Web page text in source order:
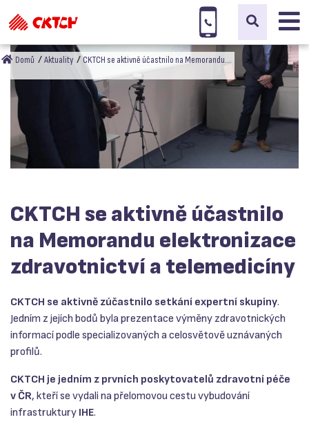
Domů Aktuality CKTCH se aktivně účastnilo na Memorandu…
CKTCH se aktivně účastnilo
na Memorandu elektronizace
zdravotnictví a telemedicíny
CKTCH se aktivně zúčastnilo setkání expertní skupiny.
Jedním z jejích bodů byla prezentace výměny zdravotnických
informací podle specializovaných a celosvětově uznávaných
profilů.
CKTCH je jedním z prvních poskytovatelů zdravotní péče
v ČR, kteří se vydali na přelomovou cestu vybudování
infrastruktury IHE.